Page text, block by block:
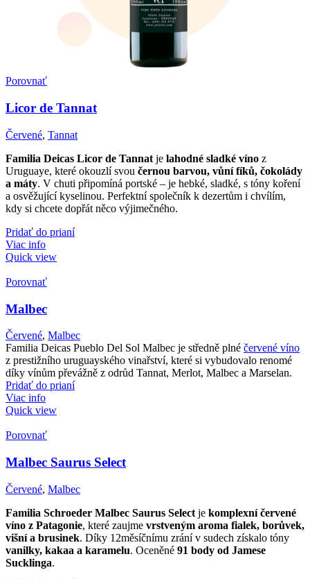
Porovnať
Licor de Tannat
Červené, Tannat
Familia Deicas Licor de Tannat je lahodné sladké víno z
Uruguaye, které okouzlí svou černou barvou, vůní fíků, čokolády
a máty. V chuti připomíná portské – je hebké, sladké, s tóny koření
a osvěžující kyselinou. Perfektní společník k dezertům i chvílím,
kdy si chcete dopřát něco výjimečného.
Pridať do prianí
Viac info
Quick view
Porovnať
Malbec
Červené, Malbec
Familia Deicas Pueblo Del Sol Malbec je středně plné červené víno
z prestižního uruguayského vinařství, které si vybudovalo renomé
díky vínům převážně z odrůd Tannat, Merlot, Malbec a Marselan.
Pridať do prianí
Viac info
Quick view
Porovnať
Malbec Saurus Select
Červené, Malbec
Familia Schroeder Malbec Saurus Select je komplexní červené
víno z Patagonie, které zaujme vrstveným aroma fialek, borůvek,
višní a brusinek. Díky 12měsíčnímu zrání v sudech získalo tóny
vanilky, kakaa a karamelu. Oceněné 91 body od Jamese
Sucklinga.